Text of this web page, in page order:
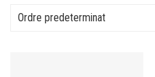
Ordre predeterminat